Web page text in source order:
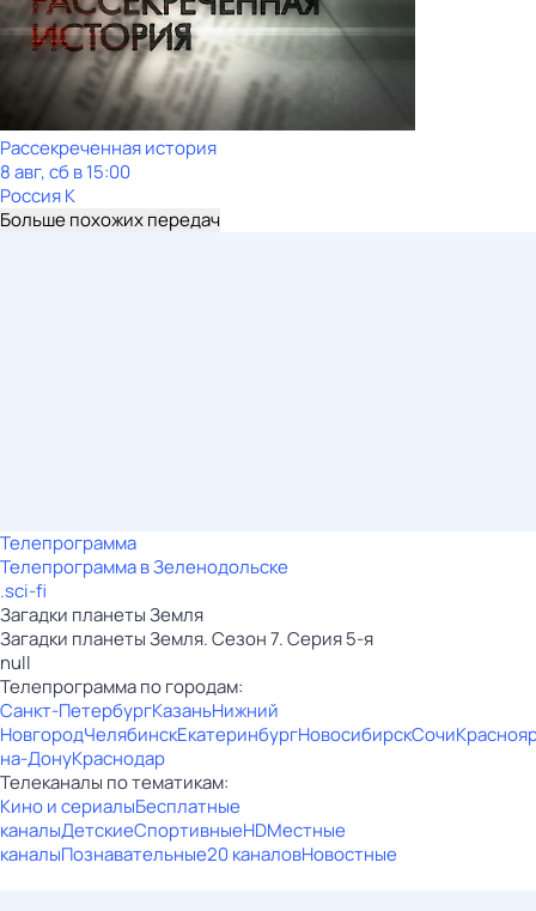
Рассекреченная история
8 авг, сб в 15:00
Россия К
Больше похожих передач
Телепрограмма
Телепрограмма в Зеленодольске
.sci-fi
Загадки планеты Земля
Загадки планеты Земля. Сезон 7. Серия 5-я
null
Телепрограмма по городам:
Санкт-ПетербургКазаньНижний
НовгородЧелябинскЕкатеринбургНовосибирскСочи
на-ДонуКраснодар
Телеканалы по тематикам:
Кино и сериалыБесплатные
каналыДетскиеСпортивныеHDМестные
каналыПознавательные20 каналовНовостные